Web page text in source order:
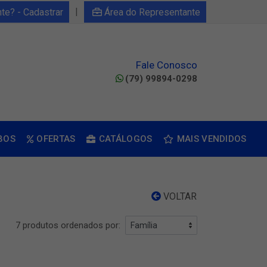
- Cadastrar | Área do Representante
Fale Conosco
(79) 99894-0298
OFERTAS CATÁLOGOS MAIS VENDIDOS
VOLTAR
7 produtos ordenados por: